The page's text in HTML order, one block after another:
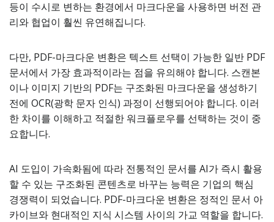
등이 수시로 변하는 환경에서 마크다운을 사용하면 버전 관
리와 협업이 훨씬 유연해집니다.
다만, PDF-마크다운 변환은 텍스트 선택이 가능한 일반 PDF
문서에서 가장 효과적이라는 점을 유의해야 합니다. 스캔본
이나 이미지 기반의 PDF는 구조화된 마크다운을 생성하기
전에 OCR(광학 문자 인식) 과정이 선행되어야 합니다. 이러
한 차이를 이해하고 적절한 워크플로우를 선택하는 것이 중
요합니다.
AI 도입이 가속화됨에 따라 전통적인 문서를 AI가 즉시 활용
할 수 있는 구조화된 콘텐츠로 바꾸는 능력은 기업의 핵심
경쟁력이 되었습니다. PDF-마크다운 변환은 정적인 문서 아
카이브와 현대적인 지식 시스템 사이의 가교 역할을 합니다.